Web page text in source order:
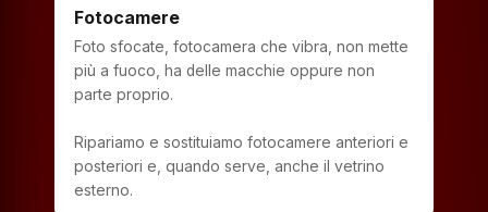
Fotocamere
Foto sfocate, fotocamera che vibra, non mette
più a fuoco, ha delle macchie oppure non
parte proprio.
Ripariamo e sostituiamo fotocamere anteriori e
posteriori e, quando serve, anche il vetrino
esterno.